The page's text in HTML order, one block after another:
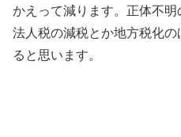
かえって減ります。正体不明
法人税の減税とか地方税化
ると思います。